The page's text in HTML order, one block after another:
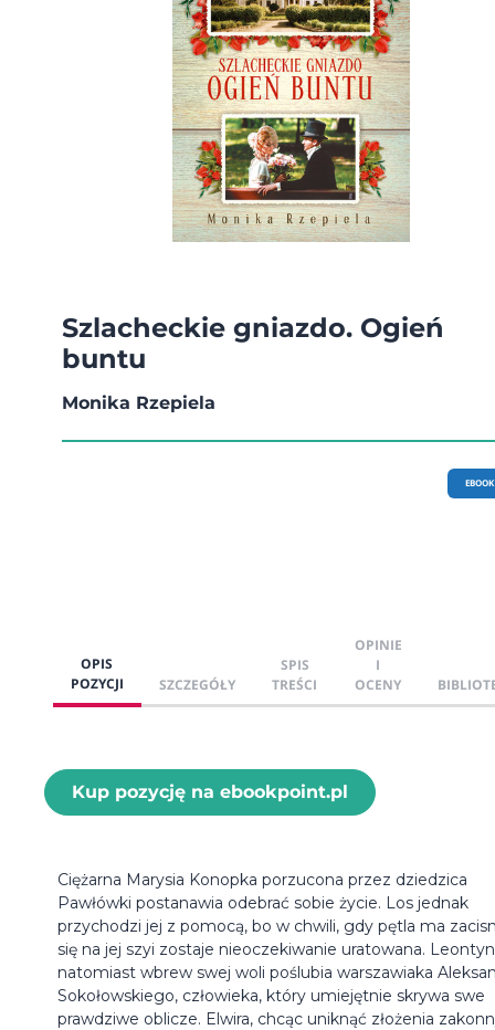
Szlacheckie gniazdo. Ogień
buntu
Monika Rzepiela
EBOOK
OPIS
POZYCJI
SZCZEGÓŁY
SPIS
TREŚCI
OPINIE
I
OCENY
Kup pozycję na ebookpoint.pl
Ciężarna Marysia Konopka porzucona przez dziedzica
Pawłówki postanawia odebrać sobie życie. Los jednak
przychodzi jej z pomocą, bo w chwili, gdy pętla ma
się na jej szyi zostaje nieoczekiwanie uratowana.
natomiast wbrew swej woli poślubia warszawiaka
Sokołowskiego, człowieka, który umiejętnie skrywa swe
prawdziwe oblicze. Elwira, chcąc uniknąć złożenia